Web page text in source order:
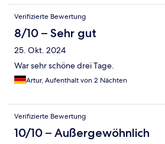
Verifizierte Bewertung
8/10 – Sehr gut
25. Okt. 2024
War sehr schöne drei Tage.
Artur, Aufenthalt von 2 Nächten
Verifizierte Bewertung
10/10 – Außergewöhnlich